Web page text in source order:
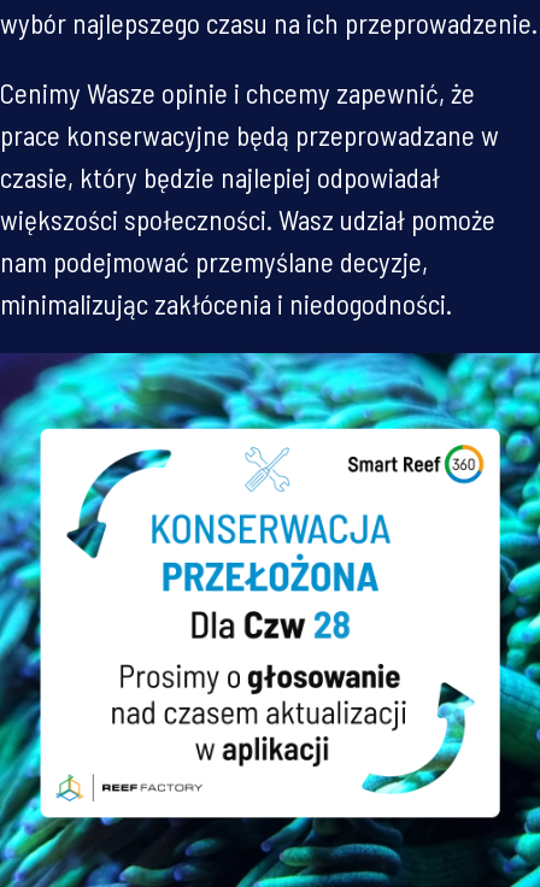
wybór najlepszego czasu na ich przeprowadzenie.
Cenimy Wasze opinie i chcemy zapewnić, że
prace konserwacyjne będą przeprowadzane w
czasie, który będzie najlepiej odpowiadał
większości społeczności. Wasz udział pomoże
nam podejmować przemyślane decyzje,
minimalizując zakłócenia i niedogodności.